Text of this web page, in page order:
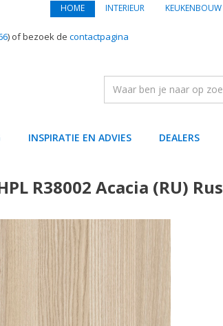
HOME INTERIEUR KEUKENBOUW
) of bezoek de contactpagina
INSPIRATIE EN ADVIES DEALERS
R38002 Acacia (RU)